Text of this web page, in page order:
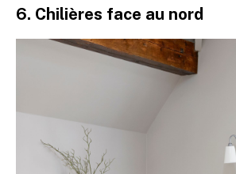
6. Chilières face au nord